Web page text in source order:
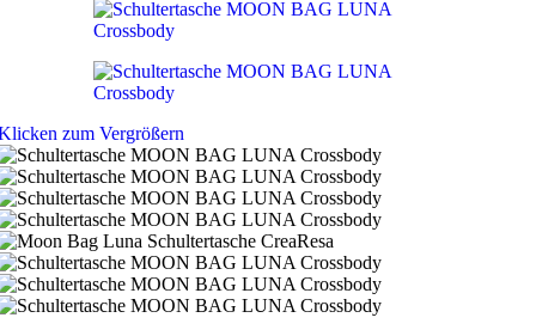
zum Vergrößern